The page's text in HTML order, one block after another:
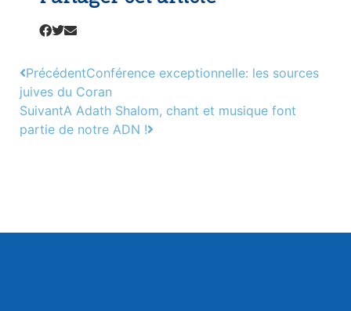
PrécédentConférence exceptionnelle: les sources
juives du Coran
SuivantA Adath Shalom, chant et musique font
partie de notre ADN !